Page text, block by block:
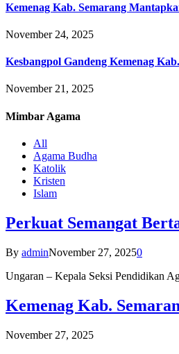
Kemenag Kab. Semarang
November 24, 2025
Kesbangpol Gandeng Kemenag
November 21, 2025
Mimbar Agama
All
Agama Budha
Katolik
Kristen
Islam
Perkuat Semangat
By adminNovember 27, 20250
Ungaran – Kepala Seksi Pendidikan
Kemenag Kab.
November 27, 2025